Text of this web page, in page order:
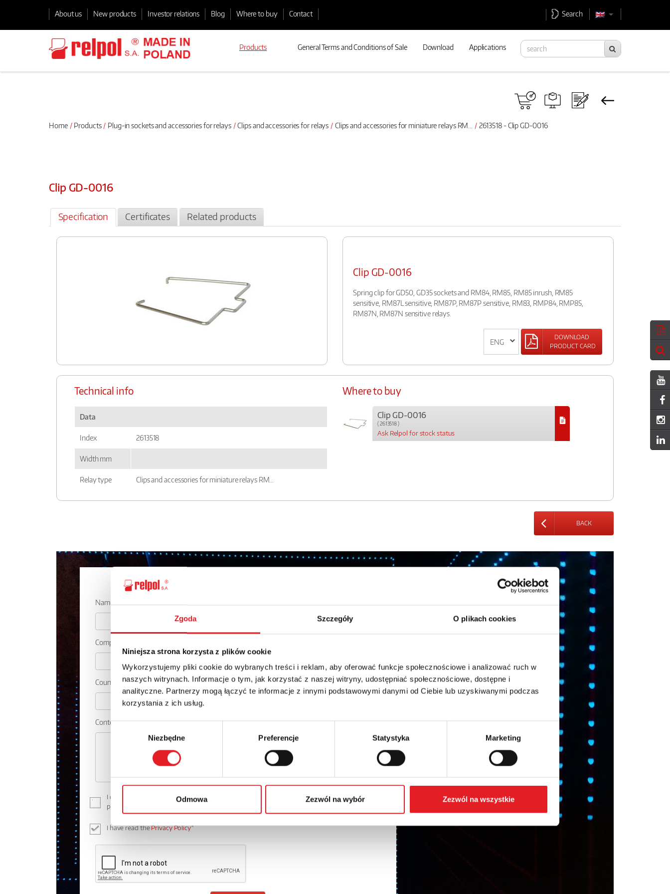
Zgoda Szczegóły O plikach cookies
Niniejsza strona korzysta z plików cookie
Wykorzystujemy pliki cookie do wybranych treści i reklam, aby oferować funkcje społecznościowe i analizować ruch w
naszych witrynach. Informacje o tym, jak korzystać z naszej witryny, udostępniać społecznościowe, dostępne i
analityczne. Partnerzy mogą łączyć te informacje z innymi podstawowymi danymi od Ciebie lub uzyskiwanymi podczas
korzystania z ich usług.
Wybór
Niezbędne Preferencje Statystyka Marketing
Odmowa Zezwól na wybór Zezwól na wszystkie
About us New products Investor relations Blog Where to buy Contact Search
Products General Terms and Conditions of Sale Download Applications
Home Products Plug-in sockets and accessories for relays Clips and accessories for relays Clips and accessories for miniature relays RM... 2613518 - Clip GD-0016
Clip GD-0016
Specification Certificates Related products
Clip GD-0016
Spring clip for GD50, GD35 sockets and RM84, RM85, RM85 inrush, RM85
sensitive, RM87L sensitive, RM87P, RM87P sensitive, RM83, RMP84, RMP85,
RM87N, RM87N sensitive relays.
DOWNLOAD
PRODUCT CARD
Technical info
Data
Index 2613518
Width mm
Relay type Clips and accessories for miniature relays RM...
Where to buy
Clip GD-0016
( 2613518 )
Ask Relpol for stock status
BACK
Ask for the details of the offer
Name: *
Company:
Country:
Contents: *
I consent to the processing of my personal data by Relpol S.A. More information on the
processing of personal data in the
I have read thePrivacy Policy*